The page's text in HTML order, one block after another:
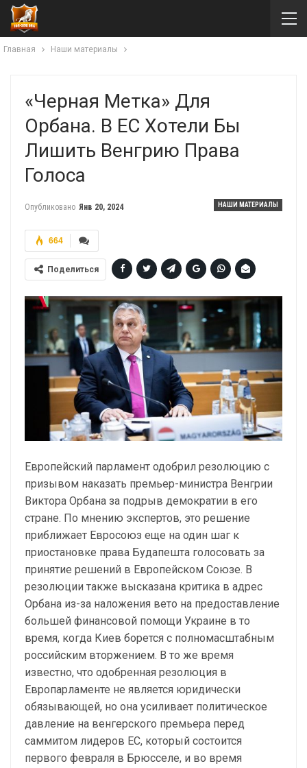
Главная Наши материалы
«Черная Метка» Для
Орбана. В ЕС Хотели Бы
Лишить Венгрию Права
Голоса
НАШИ МАТЕРИАЛЫ
Опубликовано Янв 20, 2024
664
Поделиться
Европейский парламент одобрил резолюцию с
призывом наказать премьер-министра Венгрии
Виктора Орбана за подрыв демократии в его
стране. По мнению экспертов, это решение
приближает Евросоюз еще на один шаг к
приостановке права Будапешта голосовать за
принятие решений в Европейском Союзе. В
резолюции также высказана критика в адрес
Орбана из-за наложения вето на предоставление
большей финансовой помощи Украине в то
время, когда Киев борется с полномасштабным
российским вторжением. В то же время
известно, что одобренная резолюция в
Европарламенте не является юридически
обязывающей, но она усиливает политическое
давление на венгерского премьера перед
саммитом лидеров ЕС, который состоится
первого февраля в Брюсселе, и во время